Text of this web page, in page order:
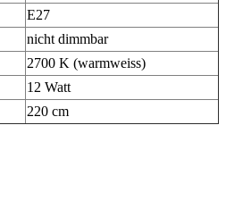
E27
nicht dimmbar
2700 K (warmweiss)
12 Watt
220 cm